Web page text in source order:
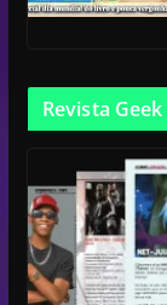
Revista